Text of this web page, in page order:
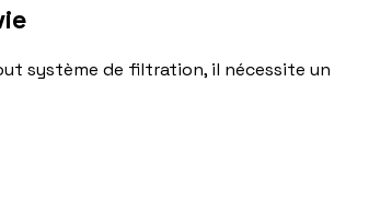
système de filtration, il nécessite un